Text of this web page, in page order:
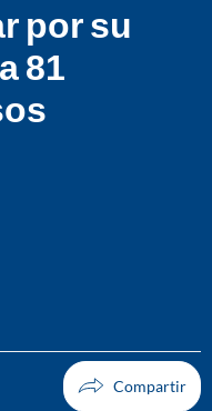
por su
81